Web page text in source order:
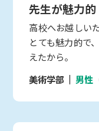
先生が魅力的
高校へお越しい
とても魅力的で
えたから。
美術学部
男性